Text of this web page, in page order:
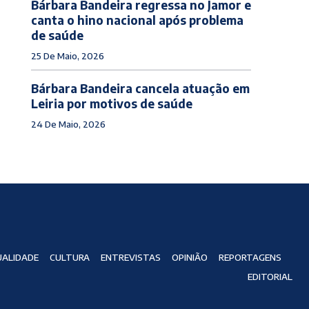
Bárbara Bandeira regressa no Jamor e
canta o hino nacional após problema
de saúde
25 De Maio, 2026
Bárbara Bandeira cancela atuação em
Leiria por motivos de saúde
24 De Maio, 2026
CULTURA ENTREVISTAS OPINIÃO
REPORTAGENS
EDITORIAL